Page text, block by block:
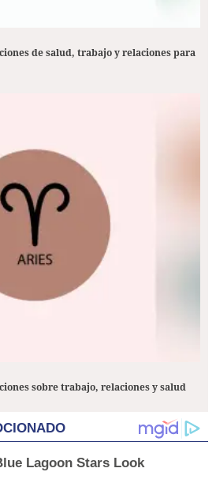
de salud, trabajo y relaciones para
sobre trabajo, relaciones y salud
Lagoon Stars Look